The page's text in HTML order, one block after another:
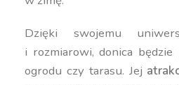
Dzięki swojemu
i rozmiarowi, donica będzie
ogrodu czy tarasu. Jej